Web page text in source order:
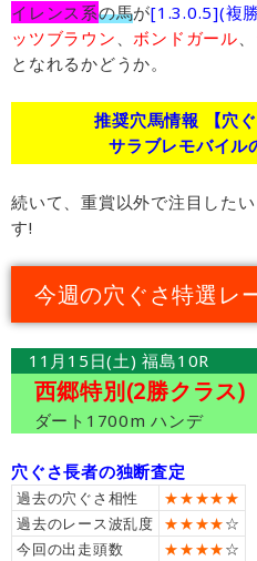
イレンス系の馬が[1.3.0.5](複
ッツブラウン 、ボンドガール、
となれるかどうか。
推奨穴馬情報 【穴
サラブレモバイル
続いて、重賞以外で注目した
す!
今週の穴ぐさ特選レ
11月15日(土) 福島10R
西郷特別(2勝クラス)
ダート1700m ハンデ
穴ぐさ長者の独断査定
過去の穴ぐさ相性
★★★★★
過去のレース波乱度
★★★★☆
今回の出走頭数
★★★★☆